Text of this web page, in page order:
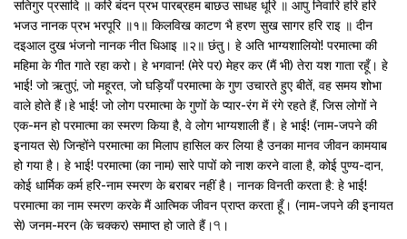
सतिगुर प्रसादि ॥ करि बंदन प्रभ पारब्रहम बाछउ साधह धूरि ॥ आपु निवारि हरि हरि
भजउ नानक प्रभ भरपूरि ॥१॥ किलविख काटण भै हरण सुख सागर हरि राइ ॥ दीन
दइआल दुख भंजनो नानक नीत धिआइ ॥२॥ छंतु। हे अति भाग्यशालियो! परमात्मा की
महिमा के गीत गाते रहा करो। हे भगवान! (मेरे पर) मेहर कर (मैं भी) तेरा यश गाता रहूँ। हे
भाई! जो ऋतुएं, जो महूरत, जो घड़ियाँ परमात्मा के गुण उचारते हुए बीतें, वह समय शोभा
वाले होते हैं।हे भाई! जो लोग परमात्मा के गुणों के प्यार-रंग में रंगे रहते हैं, जिस लोगों ने
एक-मन हो परमात्मा का स्मरण किया है, वे लोग भाग्यशाली हैं। हे भाई! (नाम-जपने की
इनायत से) जिन्होंने परमात्मा का मिलाप हासिल कर लिया है उनका मानव जीवन कामयाब
हो गया है। हे भाई! परमात्मा (का नाम) सारे पापों को नाश करने वाला है, कोई पुण्य-दान,
कोई धार्मिक कर्म हरि-नाम स्मरण के बराबर नहीं है। नानक विनती करता है: हे भाई!
परमात्मा का नाम स्मरण करके मैं आत्मिक जीवन प्राप्त करता हूँ। (नाम-जपने की इनायत
से) जनम-मरन (के चक्कर) समाप्त हो जाते हैं।੧।